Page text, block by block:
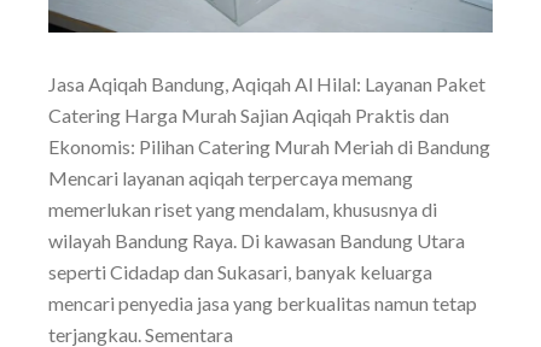
Jasa Aqiqah Bandung, Aqiqah Al Hilal: Layanan Paket
Catering Harga Murah Sajian Aqiqah Praktis dan
Ekonomis: Pilihan Catering Murah Meriah di Bandung
Mencari layanan aqiqah terpercaya memang
memerlukan riset yang mendalam, khususnya di
wilayah Bandung Raya. Di kawasan Bandung Utara
seperti Cidadap dan Sukasari, banyak keluarga
mencari penyedia jasa yang berkualitas namun tetap
terjangkau. Sementara